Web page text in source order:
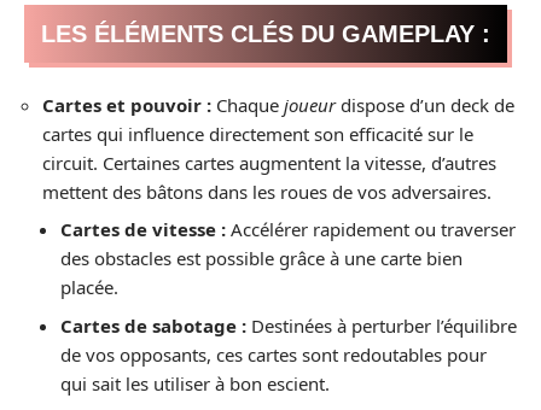
LES ÉLÉMENTS CLÉS DU GAMEPLAY :
Cartes et pouvoir : Chaque joueurdispose d’un deck de
cartes qui influence directement son efficacité sur le
circuit. Certaines cartes augmentent la vitesse, d’autres
mettent des bâtons dans les roues de vos adversaires.
Cartes de vitesse : Accélérer rapidement ou traverser
des obstacles est possible grâce à une carte bien
placée.
Cartes de sabotage : Destinées à perturber l’équilibre
de vos opposants, ces cartes sont redoutables pour
qui sait les utiliser à bon escient.